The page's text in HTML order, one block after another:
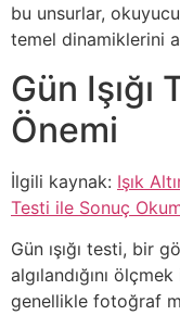
bu unsurlar,
temel dinamiklerini
Gün Işığı
Önemi
İlgili kaynak: Işık
Testi ile Sonuç
Gün ışığı testi, bir
algılandığını
genellikle fotoğraf